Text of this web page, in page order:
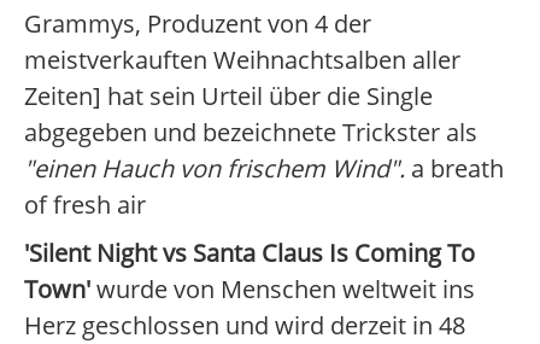
Grammys, Produzent von 4 der
meistverkauften Weihnachtsalben aller
Zeiten] hat sein Urteil über die Single
abgegeben und bezeichnete Trickster als
"einen Hauch von frischem Wind". a breath
of fresh air
'Silent Night vs Santa Claus Is Coming To
Town'wurde von Menschen weltweit ins
Herz geschlossen und wird derzeit in 48